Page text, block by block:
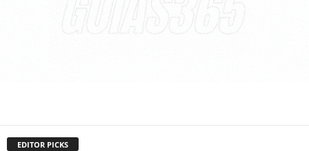
EDITOR PICKS